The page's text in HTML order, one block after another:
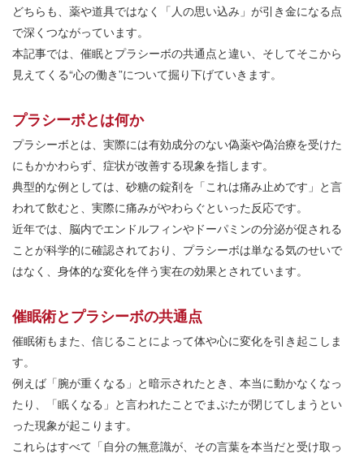
どちらも、薬や道具ではなく「人の思い込み」が引き金になる点
で深くつながっています。
本記事では、催眠とプラシーボの共通点と違い、そしてそこから
見えてくる“心の働き”について掘り下げていきます。
プラシーボとは何か
プラシーボとは、実際には有効成分のない偽薬や偽治療を受けた
にもかかわらず、症状が改善する現象を指します。
典型的な例としては、砂糖の錠剤を「これは痛み止めです」と言
われて飲むと、実際に痛みがやわらぐといった反応です。
近年では、脳内でエンドルフィンやドーパミンの分泌が促される
ことが科学的に確認されており、プラシーボは単なる気のせいで
はなく、身体的な変化を伴う実在の効果とされています。
催眠術とプラシーボの共通点
催眠術もまた、信じることによって体や心に変化を引き起こしま
す。
例えば「腕が重くなる」と暗示されたとき、本当に動かなくなっ
たり、「眠くなる」と言われたことでまぶたが閉じてしまうとい
った現象が起こります。
これらはすべて「自分の無意識が、その言葉を本当だと受け取っ